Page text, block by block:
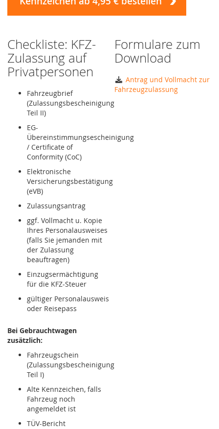
Checkliste: KFZ-
Zulassung auf
Privatpersonen
Fahrzeugbrief
(Zulassungsbescheinigung
Teil II)
EG-
Übereinstimmungsescheinigung
/ Certificate of
Conformity (CoC)
Elektronische
Versicherungsbestätigung
(eVB)
Zulassungsantrag
ggf. Vollmacht u. Kopie
Ihres Personalausweises
(falls Sie jemanden mit
der Zulassung
beauftragen)
Einzugsermächtigung
für die KFZ-Steuer
gültiger Personalausweis
oder Reisepass
Bei Gebrauchtwagen
zusätzlich:
Fahrzeugschein
(Zulassungsbescheinigung
Teil I)
Alte Kennzeichen, falls
Fahrzeug noch
angemeldet ist
TÜV-Bericht
Formulare zum
Download
Antrag und Vollmacht zur
Fahrzeugzulassung